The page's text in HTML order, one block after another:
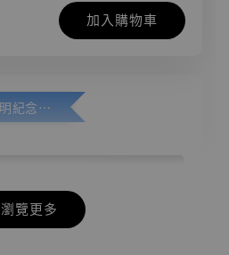
加入購物車
加購優惠【悟空 鳥山明紀念款 [奇蹟工作室]】
瀏覽更多